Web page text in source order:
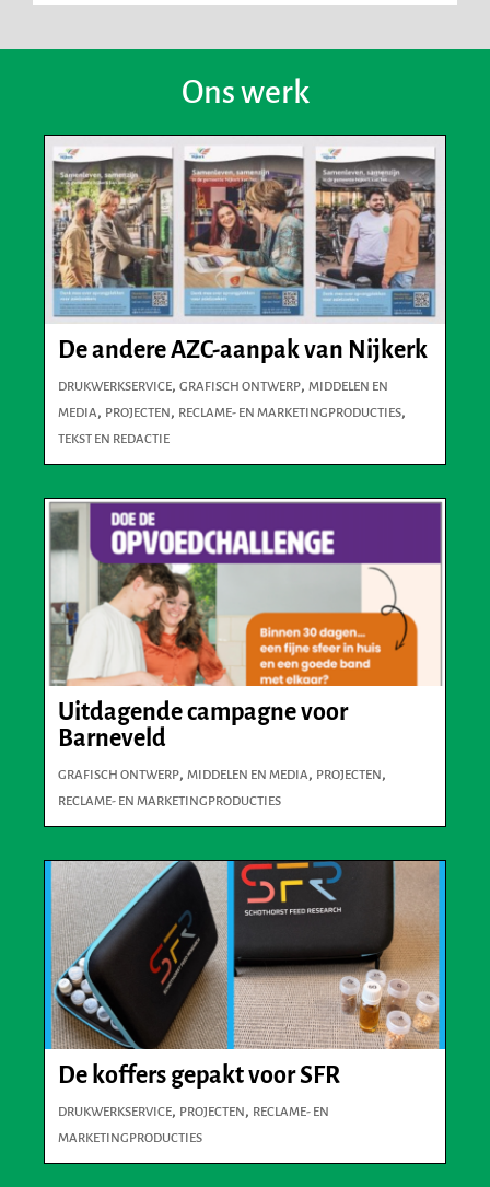
Ons werk
De andere AZC-aanpak van Nijkerk
DRUKWERKSERVICE, GRAFISCH ONTWERP, MIDDELEN EN
MEDIA, PROJECTEN, RECLAME- EN MARKETINGPRODUCTIES,
TEKST EN REDACTIE
Uitdagende campagne voor
Barneveld
GRAFISCH ONTWERP, MIDDELEN EN MEDIA, PROJECTEN ,
RECLAME- EN MARKETINGPRODUCTIES
De koffers gepakt voor SFR
DRUKWERKSERVICE, PROJECTEN, RECLAME- EN
MARKETINGPRODUCTIES